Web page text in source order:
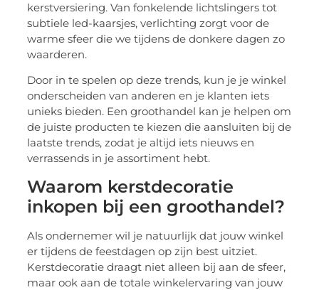
kerstversiering. Van fonkelende lichtslingers tot
subtiele led-kaarsjes, verlichting zorgt voor de
warme sfeer die we tijdens de donkere dagen zo
waarderen.
Door in te spelen op deze trends, kun je je winkel
onderscheiden van anderen en je klanten iets
unieks bieden. Een groothandel kan je helpen om
de juiste producten te kiezen die aansluiten bij de
laatste trends, zodat je altijd iets nieuws en
verrassends in je assortiment hebt.
Waarom kerstdecoratie
inkopen bij een groothandel?
Als ondernemer wil je natuurlijk dat jouw winkel
er tijdens de feestdagen op zijn best uitziet.
Kerstdecoratie draagt niet alleen bij aan de sfeer,
maar ook aan de totale winkelervaring van jouw